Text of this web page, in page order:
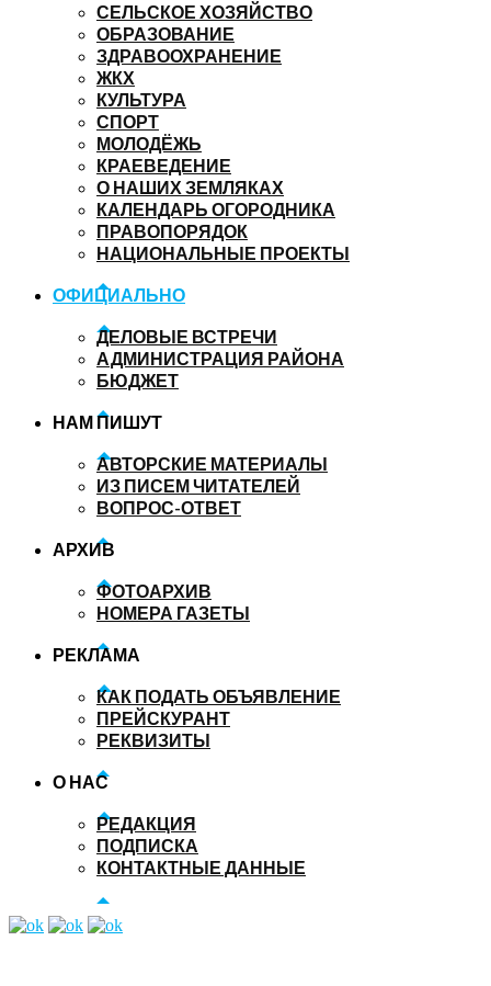
СЕЛЬСКОЕ ХОЗЯЙСТВО
ОБРАЗОВАНИЕ
ЗДРАВООХРАНЕНИЕ
ЖКХ
КУЛЬТУРА
СПОРТ
МОЛОДЁЖЬ
КРАЕВЕДЕНИЕ
О НАШИХ ЗЕМЛЯКАХ
КАЛЕНДАРЬ ОГОРОДНИКА
ПРАВОПОРЯДОК
НАЦИОНАЛЬНЫЕ ПРОЕКТЫ
ОФИЦИАЛЬНО
ДЕЛОВЫЕ ВСТРЕЧИ
АДМИНИСТРАЦИЯ РАЙОНА
БЮДЖЕТ
НАМ ПИШУТ
АВТОРСКИЕ МАТЕРИАЛЫ
ИЗ ПИСЕМ ЧИТАТЕЛЕЙ
ВОПРОС-ОТВЕТ
АРХИВ
ФОТОАРХИВ
НОМЕРА ГАЗЕТЫ
РЕКЛАМА
КАК ПОДАТЬ ОБЪЯВЛЕНИЕ
ПРЕЙСКУРАНТ
РЕКВИЗИТЫ
О НАС
РЕДАКЦИЯ
ПОДПИСКА
КОНТАКТНЫЕ ДАННЫЕ